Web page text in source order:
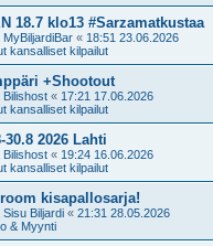
18.7 klo13 #Sarzamatkustaa
MyBiljardiBar « 18:51 23.06.2026
kansalliset kilpailut
+Shootout
Bilishost « 17:21 17.06.2026
kansalliset kilpailut
2026 Lahti
Bilishost « 19:24 16.06.2026
kansalliset kilpailut
kisapallosarja!
Sisu Biljardi « 21:31 28.05.2026
& Myynti